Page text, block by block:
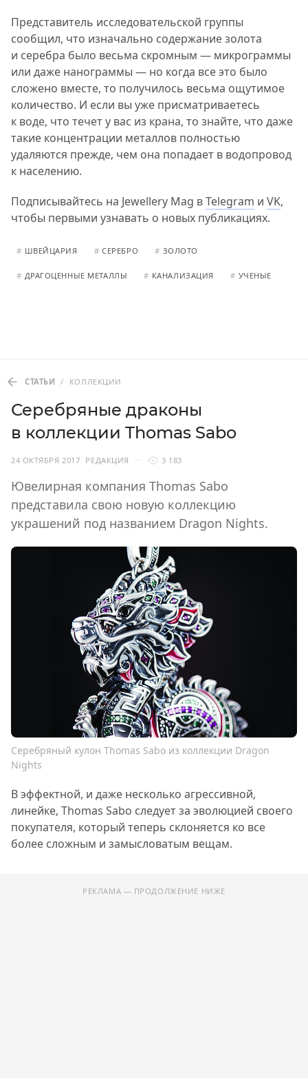
Представитель исследовательской группы
сообщил, что изначально содержание золота
и серебра было весьма скромным — микрограммы
или даже нанограммы — но когда все это было
сложено вместе, то получилось весьма ощутимое
количество. И если вы уже присматриваетесь
к воде, что течет у вас из крана, то знайте, что даже
такие концентрации металлов полностью
удаляются прежде, чем она попадает в водопровод
к населению.
Подписывайтесь на Jewellery Mag вTelegram и VK,
чтобы первыми узнавать о новых публикациях.
# ШВЕЙЦАРИЯ # СЕРЕБРО # ЗОЛОТО
# ДРАГОЦЕННЫЕ МЕТАЛЛЫ # КАНАЛИЗАЦИЯ # УЧЕНЫЕ
СТАТЬИ / КОЛЛЕКЦИИ
Серебряные драконы
в коллекции Thomas Sabo
24 ОКТЯБРЯ 2017 РЕДАКЦИЯ 3 183
Ювелирная компания Thomas Sabo
представила свою новую коллекцию
украшений под названием Dragon Nights.
Серебряный кулон Thomas Sabo из коллекции Dragon
Nights
В эффектной, и даже несколько агрессивной,
линейке, Thomas Sabo следует за эволюцией своего
покупателя, который теперь склоняется ко все
более сложным и замысловатым вещам.
РЕКЛАМА — ПРОДОЛЖЕНИЕ НИЖЕ